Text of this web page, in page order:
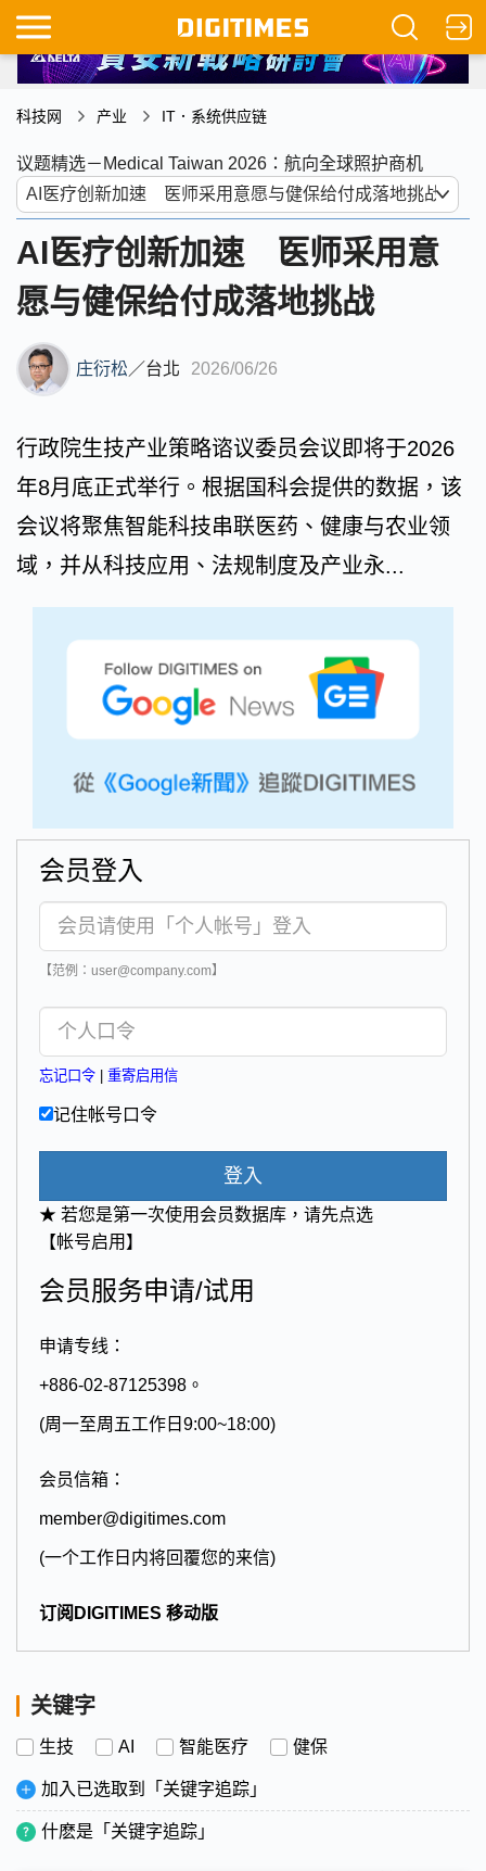
科技网 产业 IT．系统供应链
议题精选－Medical Taiwan 2026：航向全球照护商机
AI医疗创新加速 医师采用意
愿与健保给付成落地挑战
庄衍松／台北 2026/06/26
行政院生技产业策略谘议委员会议即将于2026
年8月底正式举行。根据国科会提供的数据，该
会议将聚焦智能科技串联医药、健康与农业领
域，并从科技应用、法规制度及产业永...
会员登入
【范例：user@company.com】
忘记口令 重寄启用信
记住帐号口令
登入
★ 若您是第一次使用会员数据库，请先点选
【帐号启用】
会员服务申请/试用
申请专线：
+886-02-87125398。
(周一至周五工作日9:00~18:00)
会员信箱：
member@digitimes.com
(一个工作日内将回覆您的来信)
订阅DIGITIMES 移动版
关键字
生技 AI 智能医疗 健保
加入已选取到「关键字追踪」
什麽是「关键字追踪」